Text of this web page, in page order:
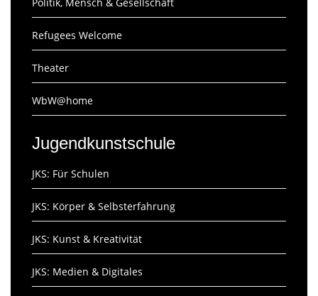
Refugees Welcome
Theater
WbW@home
Jugendkunstschule
JKS: Für Schulen
JKS: Körper & Selbsterfahrung
JKS: Kunst & Kreativität
JKS: Medien & Digitales